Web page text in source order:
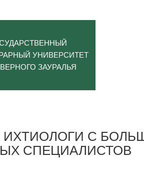
УНИВЕРСИТЕТ
ЗАУРАЛЬЯ
ИХТИОЛОГИ С
СПЕЦИАЛИСТОВ